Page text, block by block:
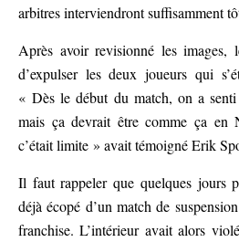
arbitres interviendront suffisamment
Après avoir revisionné les images,
d’expulser les deux joueurs qui
« Dès le début du match, on a
mais ça devrait être comme ça en
c’était limite » avait témoigné Erik
Il faut rappeler que quelques jours
déjà écopé d’un match de
franchise. L’intérieur avait alors